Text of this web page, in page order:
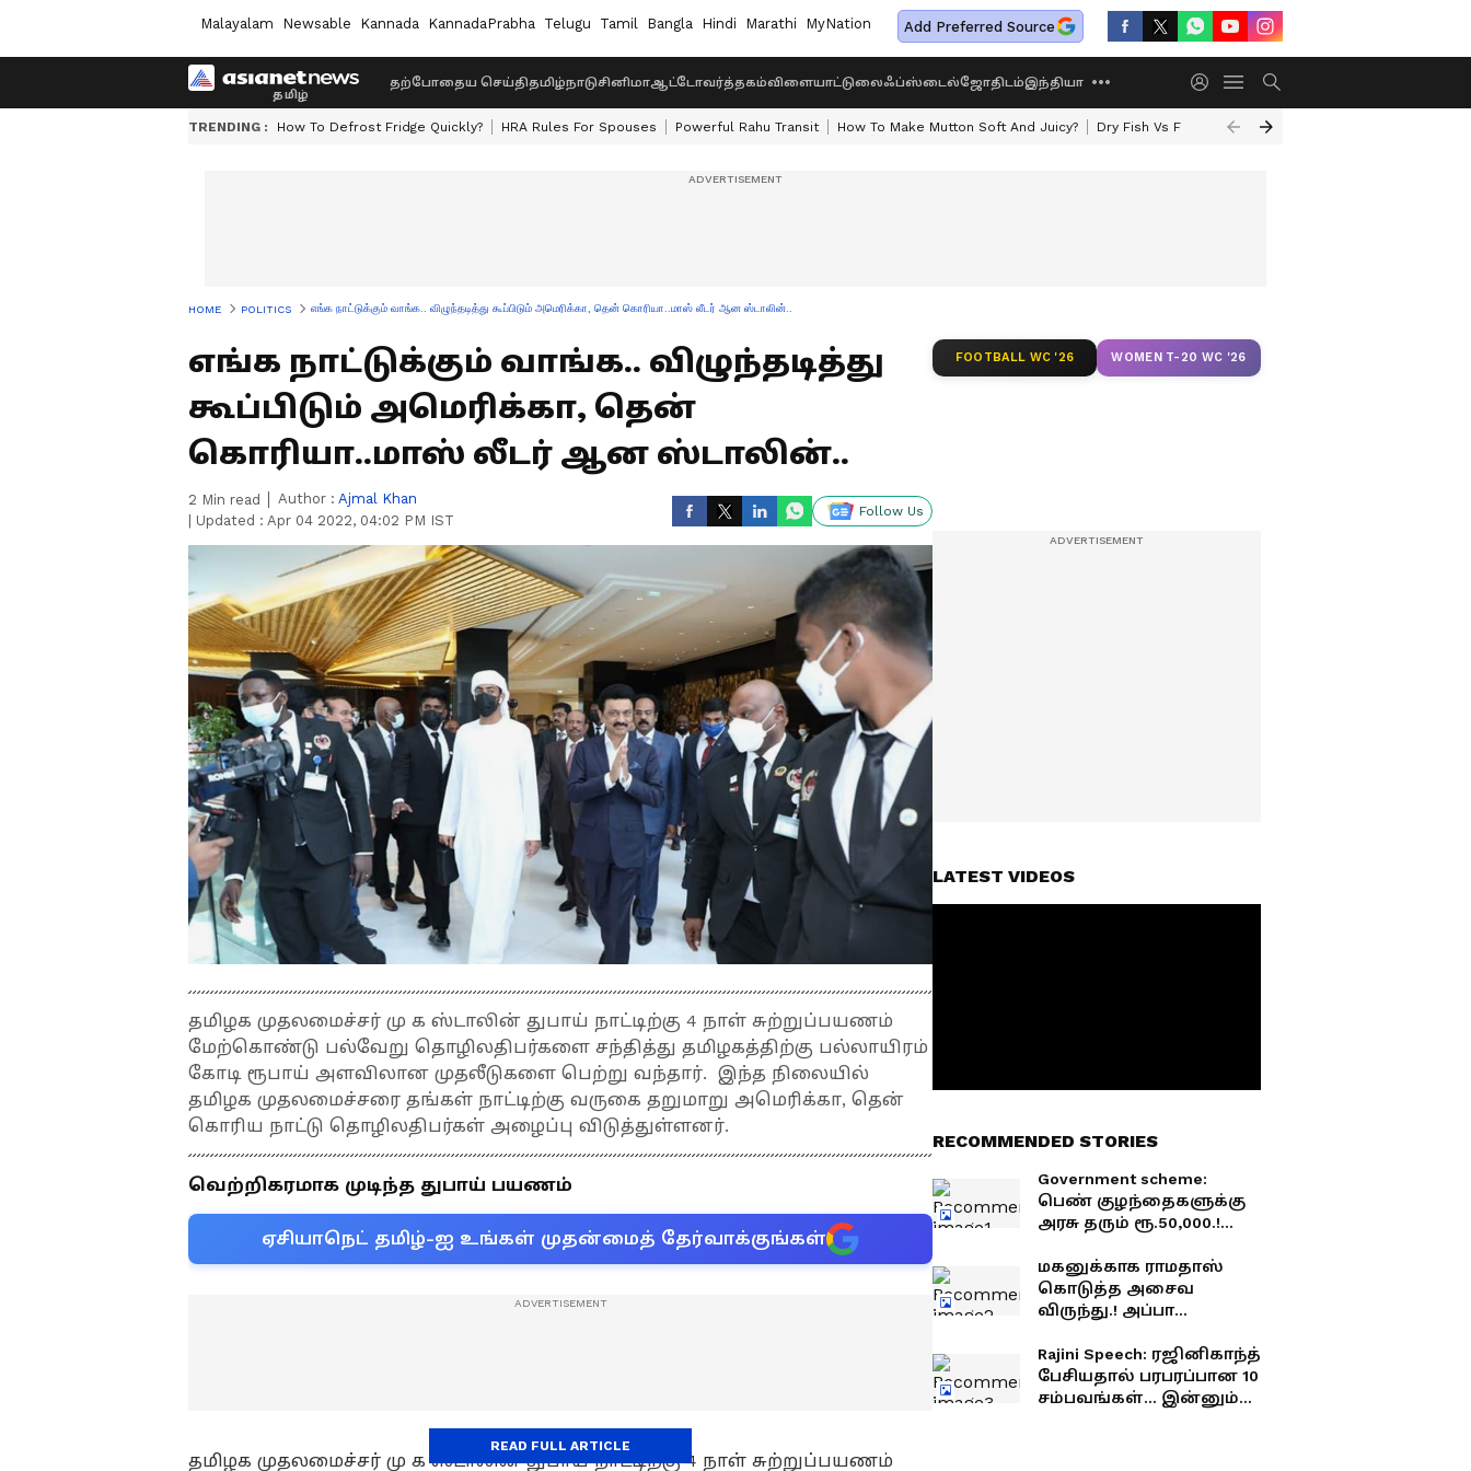
Malayalam Newsable Kannada KannadaPrabha Telugu Tamil Bangla Hindi Marathi MyNation Add Preferred Source
தற்போதைய செய்திதமிழ்நாடுசினிமாஆட்டோவர்த்தகம்விளையாட்டுலைஃப்ஸ்டைல்ஜோதிடம்இந்தியா
TRENDING : How To Defrost Fridge Quickly? HRA Rules For Spouses Powerful Rahu Transit How To Make Mutton Soft And Juicy? Dry Fish Vs Fresh Fish Today Rasi Palan
HOME POLITICS எங்க நாட்டுக்கும் வாங்க.. விழுந்தடித்து கூப்பிடும் அமெரிக்கா, தென் கொரியா..மாஸ் லீடர் ஆன ஸ்டாலின்..
எங்க நாட்டுக்கும் வாங்க.. விழுந்தடித்து
கூப்பிடும் அமெரிக்கா, தென்
கொரியா..மாஸ் லீடர் ஆன ஸ்டாலின்..
2 Min read Author : Ajmal Khan
Updated : Apr 04 2022, 04:02 PM IST
Follow Us
தமிழக முதலமைச்சர் மு க ஸ்டாலின் துபாய் நாட்டிற்கு 4 நாள் சுற்றுப்பயணம்
மேற்கொண்டு பல்வேறு தொழிலதிபர்களை சந்தித்து தமிழகத்திற்கு பல்லாயிரம்
கோடி ரூபாய் அளவிலான முதலீடுகளை பெற்று வந்தார். இந்த நிலையில்
தமிழக முதலமைச்சரை தங்கள் நாட்டிற்கு வருகை தறுமாறு அமெரிக்கா, தென்
கொரிய நாட்டு தொழிலதிபர்கள் அழைப்பு விடுத்துள்ளனர்.
வெற்றிகரமாக முடிந்த துபாய் பயணம்
ஏசியாநெட் தமிழ்-ஐ உங்கள் முதன்மைத் தேர்வாக்குங்கள்
தமிழக முதலமைச்சர் மு க ஸ்டாலின் துபாய் நாட்டிற்கு 4 நாள் சுற்றுப்பயணம்
READ FULL ARTICLE
FOOTBALL WC '26 WOMEN T-20 WC '26
LATEST VIDEOS
RECOMMENDED STORIES
Government scheme:
பெண் குழந்தைகளுக்கு
அரசு தரும் ரூ.50,000.!
கிடைக்கும் தெரியுமா?
மகனுக்காக ராமதாஸ்
கொடுத்த அசைவ
விருந்து.! அப்பா
மருந்தான அன்புமணி
கண்ணீர்.! அய்யா
குடும்பம் ஒன்று சேர
Rajini Speech: ரஜினிகாந்த்
பேசியதால் பரபரப்பான 10
சம்பவங்கள்... இன்னும்